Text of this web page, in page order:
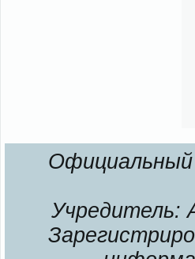
Официальный
Учредитель: